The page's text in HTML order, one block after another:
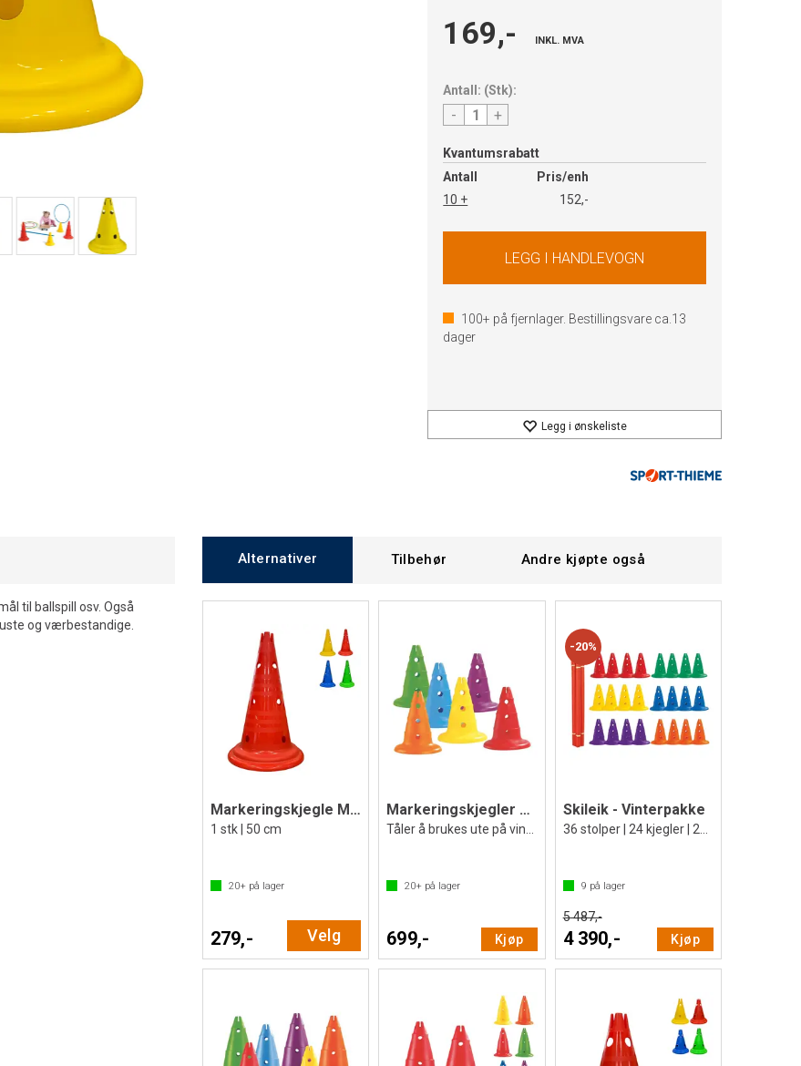
169,- INKL. MVA
Antall: (Stk):
- +
Kvantumsrabatt
Antall
Pris/enh
10 +
152,-
100+ på fjernlager. Bestillingsvare ca. 13
dager
Legg i ønskeliste
til ballspill osv. Også
og værbestandige.
Alternativer Tilbehør Andre kjøpte også
Markeringskjegle Multi med hull | 50 cm
1 stk | 50 cm
20+ på lager
279,- Velg
Markeringskjegler med hull 6 stk | 32 cm
20+ på lager
699,- Kjøp
20%
Skileik - Vinterpakke
9 på lager
5 487,-
4 390,- Kjøp